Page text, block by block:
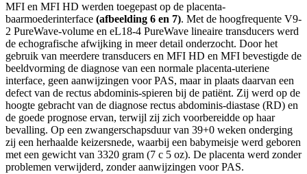
MFI en MFI HD werden toegepast op de placenta-
baarmoederinterface (afbeelding 6 en 7). Met de hoogfrequente V9-
2 PureWave-volume en eL18-4 PureWave lineaire transducers werd
de echografische afwijking in meer detail onderzocht. Door het
gebruik van meerdere transducers en MFI HD en MFI bevestigde de
beeldvorming de diagnose van een normale placenta-uteriene
interface, geen aanwijzingen voor PAS, maar in plaats daarvan een
defect van de rectus abdominis-spieren bij de patiënt. Zij werd op de
hoogte gebracht van de diagnose rectus abdominis-diastase (RD) en
de goede prognose ervan, terwijl zij zich voorbereidde op haar
bevalling. Op een zwangerschapsduur van 39+0 weken onderging
zij een herhaalde keizersnede, waarbij een babymeisje werd geboren
met een gewicht van 3320 gram (7 c 5 oz). De placenta werd zonder
problemen verwijderd, zonder aanwijzingen voor PAS.